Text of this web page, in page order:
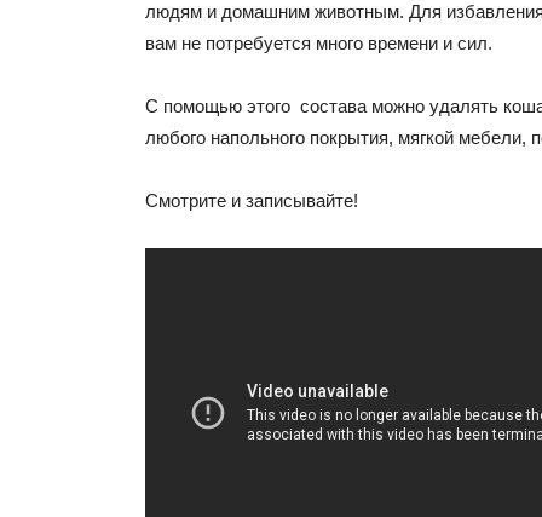
людям и домашним животным. Для
вам не потребуется много времени и сил.
С помощью этого состава можно удалять
любого напольного покрытия, мягкой мебели,
Смотрите и записывайте!